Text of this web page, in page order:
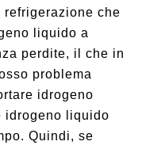
che
liquido a
perdite, il che in
problema
idrogeno
idrogeno liquido
Quindi, se